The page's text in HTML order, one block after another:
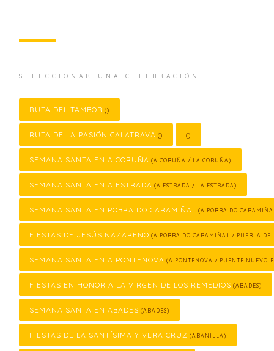
SELECCIONAR UNA CELEBRACIÓN
RUTA DEL TAMBOR ()
RUTA DE LA PASIÓN CALATRAVA () ()
SEMANA SANTA EN A CORUÑA (A CORUÑA / LA CORUÑA)
SEMANA SANTA EN A ESTRADA (A ESTRADA / LA ESTRADA)
SEMANA SANTA EN POBRA DO CARAMIÑAL (A POBRA DO
FIESTAS DE JESÚS NAZARENO (A POBRA DO CARAMIÑAL / PUEBLA
SEMANA SANTA EN A PONTENOVA (A PONTENOVA / PUENTE NUEVO-
FIESTAS EN HONOR A LA VIRGEN DE LOS REMEDIOS (ABADES)
SEMANA SANTA EN ABADES (ABADES)
FIESTAS DE LA SANTÍSIMA Y VERA CRUZ (ABANILLA)